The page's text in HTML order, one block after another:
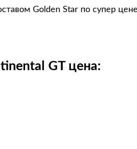
Golden Star по супер
GT цена: